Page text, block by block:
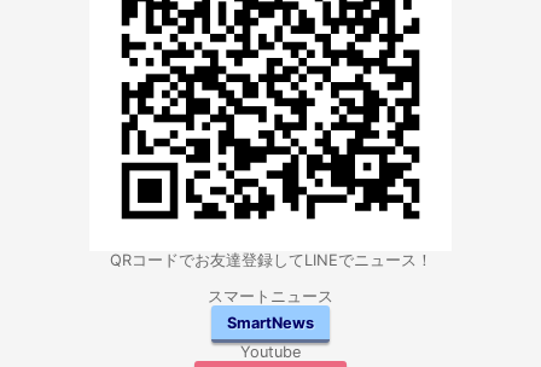
QRコードでお友達登録してLINEでニュース！
スマートニュース
SmartNews
Youtube